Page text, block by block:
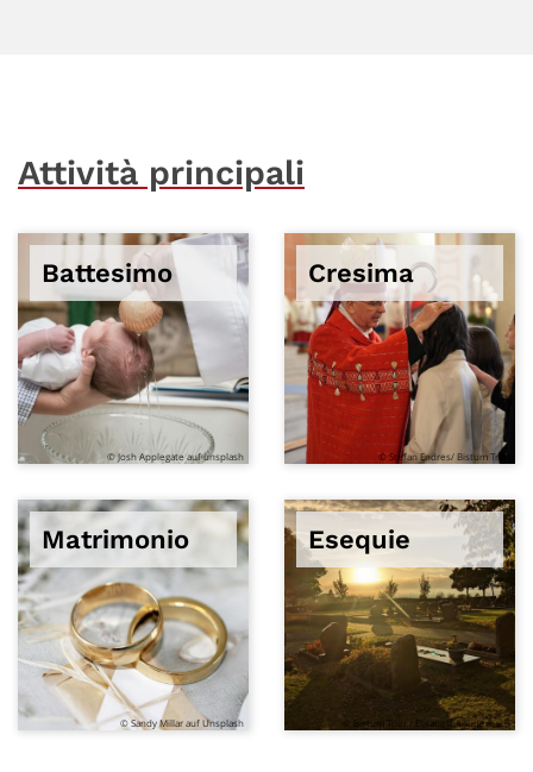
Attività principali
Battesimo
© Josh Applegate auf unsplash
Cresima
© Stefan Endres/ Bistum Trier
Matrimonio
© Sandy Millar auf Unsplash
Esequie
© Bistum Trier / Elisabeth Lauderbach